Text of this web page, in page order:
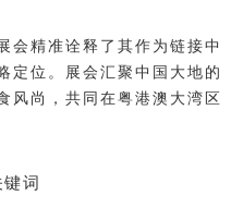
精准诠释了其作为链接中
定位。展会汇聚中国大地的
风尚，共同在粤港澳大湾区